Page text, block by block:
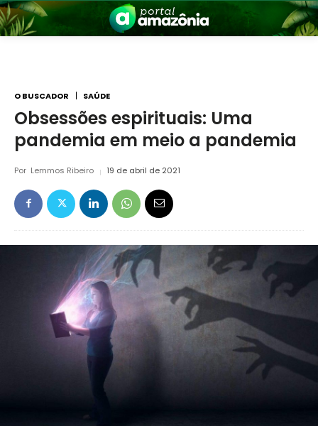
Amazônia
O BUSCADOR SAÚDE
Obsessões espirituais: Uma
pandemia em meio a pandemia
Por Lemmos Ribeiro 19 de abril de 2021